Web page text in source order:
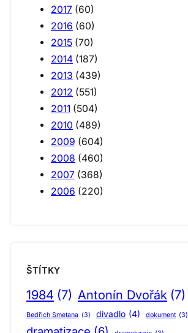
2017 (60)
2016 (60)
2015 (70)
2014 (187)
2013 (439)
2012 (551)
2011 (504)
2010 (489)
2009 (604)
2008 (460)
2007 (368)
2006 (220)
ŠTÍTKY
1984 (7) Antonín Dvořák (7)
Bedřich Smetana (3) divadlo (4) dokument (3)